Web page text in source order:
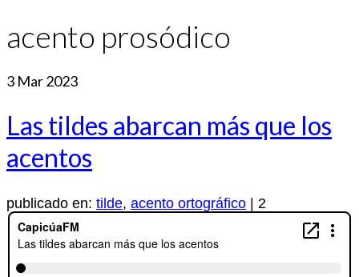
acento prosódico
3 Mar 2023
Las tildes abarcan más que los
acentos
publicado en: tilde, acento ortográfico 2